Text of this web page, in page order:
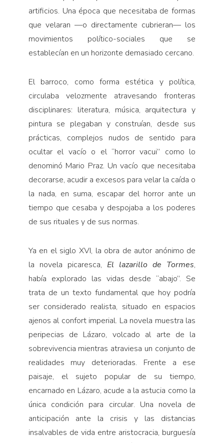
artificios. Una época que necesitaba de formas
que velaran —o directamente cubrieran— los
movimientos político-sociales que se
establecían en un horizonte demasiado cercano.
El barroco, como forma estética y política,
circulaba velozmente atravesando fronteras
disciplinares: literatura, música, arquitectura y
pintura se plegaban y construían, desde sus
prácticas, complejos nudos de sentido para
ocultar el vacío o el “horror vacui” como lo
denominó Mario Praz. Un vacío que necesitaba
decorarse, acudir a excesos para velar la caída o
la nada, en suma, escapar del horror ante un
tiempo que cesaba y despojaba a los poderes
de sus rituales y de sus normas.
Ya en el siglo XVI, la obra de autor anónimo de
la novela picaresca, El lazarillo de Tormes,
había explorado las vidas desde “abajo”. Se
trata de un texto fundamental que hoy podría
ser considerado realista, situado en espacios
ajenos al confort imperial. La novela muestra las
peripecias de Lázaro, volcado al arte de la
sobrevivencia mientras atraviesa un conjunto de
realidades muy deterioradas. Frente a ese
paisaje, el sujeto popular de su tiempo,
encarnado en Lázaro, acude a la astucia como la
única condición para circular. Una novela de
anticipación ante la crisis y las distancias
insalvables de vida entre aristocracia, burguesía